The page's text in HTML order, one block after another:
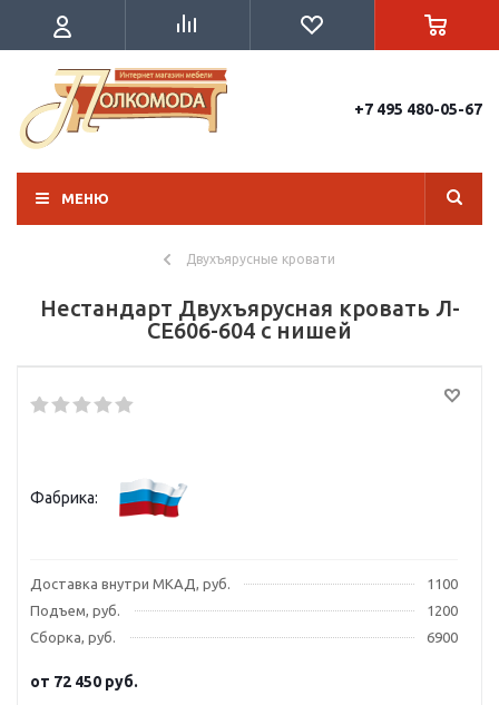
+7 495 480-05-67
МЕНЮ
Двухъярусные кровати
Нестандарт Двухъярусная кровать Л-
CE606-604 с нишей
Фабрика:
Доставка внутри МКАД, руб.
1100
Подъем, руб.
1200
Сборка, руб.
6900
от 72 450 руб.